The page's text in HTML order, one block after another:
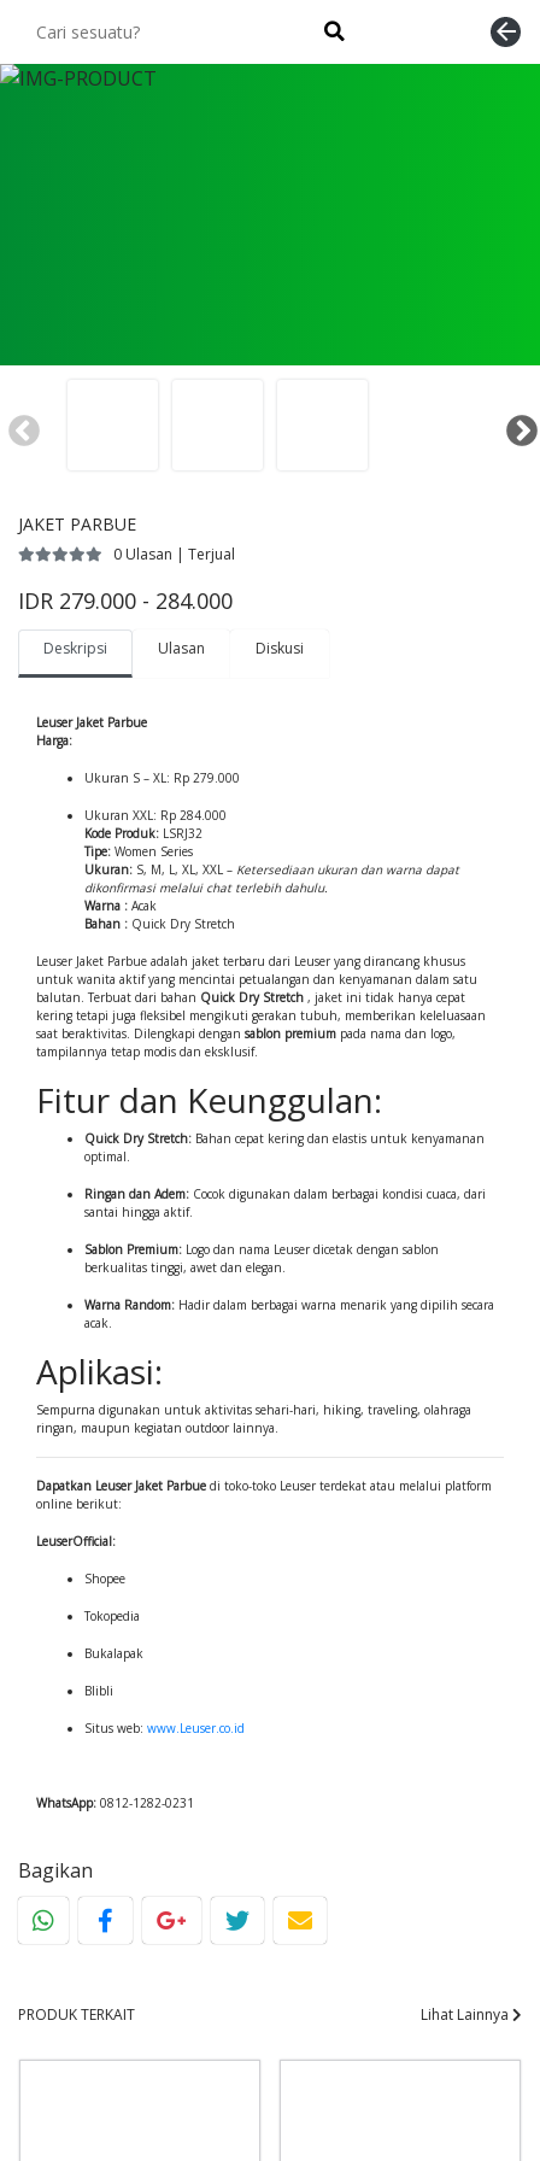
arrow_back
JAKET PARBUE
0 Ulasan | Terjual
IDR 279.000 - 284.000
Deskripsi Ulasan Diskusi
Leuser Jaket Parbue
Harga:
Ukuran S – XL: Rp 279.000
Ukuran XXL: Rp 284.000
Kode Produk: LSRJ32
Tipe: Women Series
Ukuran: S, M, L, XL, XXL – Ketersediaan ukuran dan warna dapat
dikonfirmasi melalui chat terlebih dahulu.
Warna : Acak
Bahan : Quick Dry Stretch
Leuser Jaket Parbue adalah jaket terbaru dari Leuser yang dirancang khusus
untuk wanita aktif yang mencintai petualangan dan kenyamanan dalam satu
balutan. Terbuat dari bahan Quick Dry Stretch , jaket ini tidak hanya cepat
kering tetapi juga fleksibel mengikuti gerakan tubuh, memberikan keleluasaan
saat beraktivitas. Dilengkapi dengan sablon premium pada nama dan logo,
tampilannya tetap modis dan eksklusif.
Fitur dan Keunggulan:
Quick Dry Stretch: Bahan cepat kering dan elastis untuk kenyamanan
optimal.
Ringan dan Adem: Cocok digunakan dalam berbagai kondisi cuaca, dari
santai hingga aktif.
Sablon Premium: Logo dan nama Leuser dicetak dengan sablon
berkualitas tinggi, awet dan elegan.
Warna Random: Hadir dalam berbagai warna menarik yang dipilih secara
acak.
Aplikasi:
Sempurna digunakan untuk aktivitas sehari-hari, hiking, traveling, olahraga
ringan, maupun kegiatan outdoor lainnya.
Dapatkan Leuser Jaket Parbue di toko-toko Leuser terdekat atau melalui platform
online berikut:
LeuserOfficial:
Shopee
Tokopedia
Bukalapak
Blibli
Situs web: www.Leuser.co.id
WhatsApp: 0812-1282-0231
Bagikan
PRODUK TERKAIT Lihat Lainnya